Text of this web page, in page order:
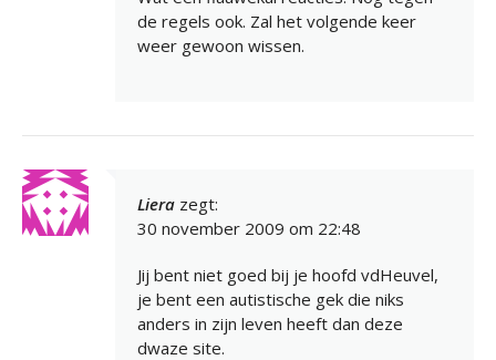
de regels ook. Zal het volgende keer
weer gewoon wissen.
Liera zegt:
30 november 2009 om 22:48
Jij bent niet goed bij je hoofd vdHeuvel,
je bent een autistische gek die niks
anders in zijn leven heeft dan deze
dwaze site.